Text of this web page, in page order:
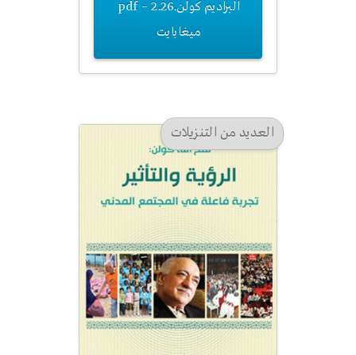
البراديم كولن.pdf – 2.26
ميغابايت
العديد من التنزيلات